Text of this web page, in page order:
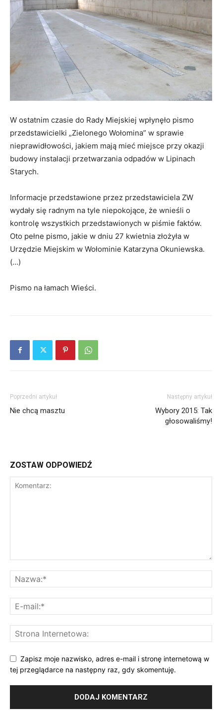
W ostatnim czasie do Rady Miejskiej wpłynęło pismo
przedstawicielki „Zielonego Wołomina” w sprawie
nieprawidłowości, jakiem mają mieć miejsce przy okazji
budowy instalacji przetwarzania odpadów w Lipinach
Starych.
Informacje przedstawione przez przedstawiciela ZW
wydały się radnym na tyle niepokojące, że wnieśli o
kontrolę wszystkich przedstawionych w piśmie faktów.
Oto pełne pismo, jakie w dniu 27 kwietnia złożyła w
Urzędzie Miejskim w Wołominie Katarzyna Okuniewska.
(…)
Pismo na łamach Wieści.
Poprzedni artykuł
Nie chcą masztu
Następny artykuł
Wybory 2015: Tak
głosowaliśmy!
ZOSTAW ODPOWIEDŹ
Zapisz moje nazwisko, adres e-mail i stronę internetową w
tej przeglądarce na następny raz, gdy skomentuję.